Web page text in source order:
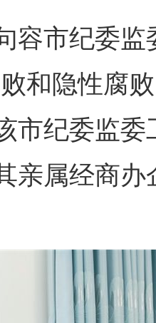
市纪委监委
和隐性腐
市纪委监
亲属经商